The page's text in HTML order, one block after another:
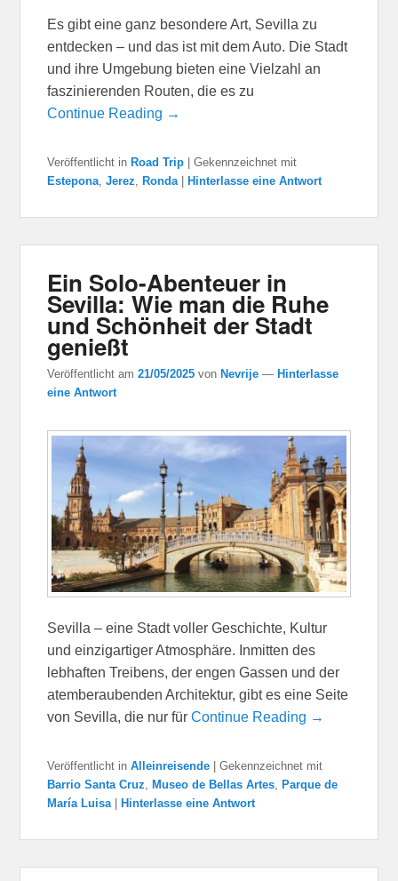
Es gibt eine ganz besondere Art, Sevilla zu
entdecken – und das ist mit dem Auto. Die Stadt
und ihre Umgebung bieten eine Vielzahl an
faszinierenden Routen, die es zu
Continue Reading →
Veröffentlicht in Road Trip |Gekennzeichnet mit
Estepona ,Jerez Ronda Hinterlasse eine Antwort
Ein Solo-Abenteuer in
Sevilla: Wie man die Ruhe
und Schönheit der Stadt
genießt
Veröffentlicht am21/05/2025 vonNevrije —Hinterlasse
eine Antwort
Sevilla – eine Stadt voller Geschichte, Kultur
und einzigartiger Atmosphäre. Inmitten des
lebhaften Treibens, der engen Gassen und der
atemberaubenden Architektur, gibt es eine Seite
von Sevilla, die nur fürContinue Reading →
Veröffentlicht in Alleinreisende |Gekennzeichnet mit
Barrio Santa Cruz
Museo de Bellas Artes
Parque de
María Luisa
Hinterlasse eine Antwort